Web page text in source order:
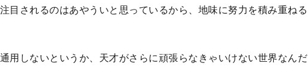
目されるのはあやういと思っているから、地味に努力を積み重ねる
用しないというか、天才がさらに頑張らなきゃいけない世界なんだ